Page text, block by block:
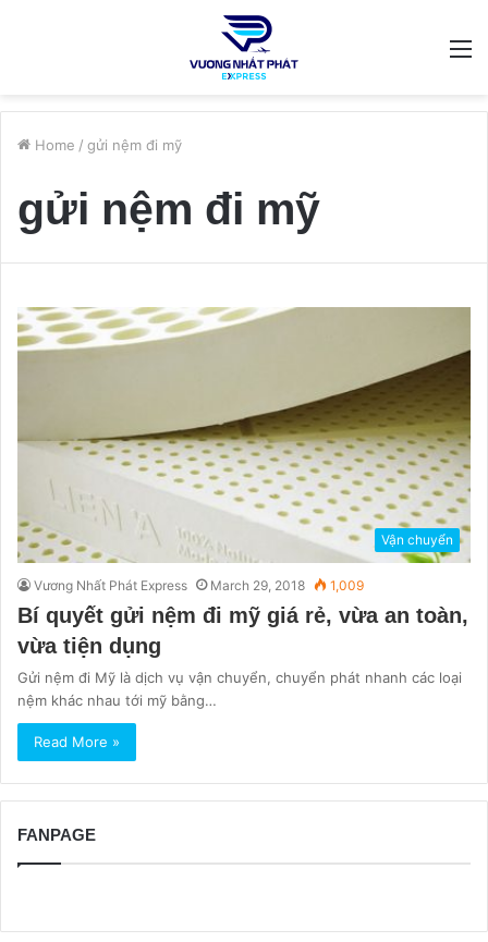
Home / gửi nệm đi mỹ
gửi nệm đi mỹ
Vận chuyển
Vương Nhất Phát Express March 29, 2018 1,009
Bí quyết gửi nệm đi mỹ giá rẻ, vừa an toàn,
vừa tiện dụng
Gửi nệm đi Mỹ là dịch vụ vận chuyển, chuyển phát nhanh các loại
nệm khác nhau tới mỹ bằng…
Read More »
FANPAGE